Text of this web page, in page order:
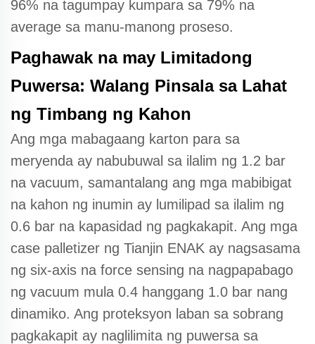
96% na tagumpay kumpara sa 79% na
average sa manu-manong proseso.
Paghawak na may Limitadong
Puwersa: Walang Pinsala sa Lahat
ng Timbang ng Kahon
Ang mga mabagaang karton para sa
meryenda ay nabubuwal sa ilalim ng 1.2 bar
na vacuum, samantalang ang mga mabibigat
na kahon ng inumin ay lumilipad sa ilalim ng
0.6 bar na kapasidad ng pagkakapit. Ang mga
case palletizer ng Tianjin ENAK ay nagsasama
ng six-axis na force sensing na nagpapabago
ng vacuum mula 0.4 hanggang 1.0 bar nang
dinamiko. Ang proteksyon laban sa sobrang
pagkakapit ay naglilimita ng puwersa sa